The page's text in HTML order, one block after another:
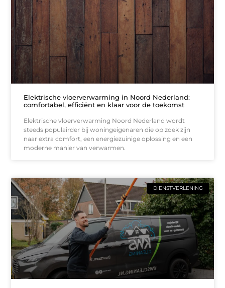
Elektrische vloerverwarming in Noord Nederland:
comfortabel, efficiënt en klaar voor de toekomst
Elektrische vloerverwarming Noord Nederland wordt
steeds populairder bij woningeigenaren die op zoek zijn
naar extra comfort, een energiezuinige oplossing en een
moderne manier van verwarmen.
DIENSTVERLENING